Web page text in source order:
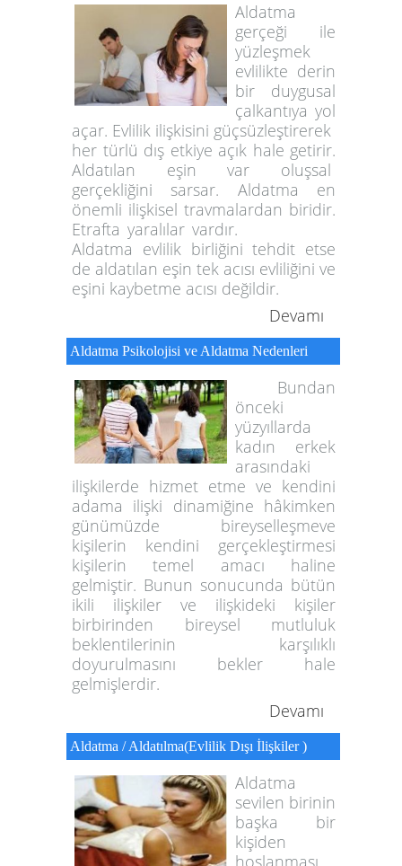
Aldatma
gerçeği ile
yüzleşmek
evlilikte derin
bir duygusal
çalkantıya yol
açar. Evlilik ilişkisini güçsüzleştirerek
her türlü dış etkiye açık hale getirir.
Aldatılan eşin var oluşsal
gerçekliğini sarsar. Aldatma en
önemli ilişkisel travmalardan biridir.
Etrafta yaralılar vardır.
Aldatma evlilik birliğini tehdit etse
de aldatılan eşin tek acısı evliliğini ve
eşini kaybetme acısı değildir.
Devamı
Aldatma Psikolojisi ve Aldatma Nedenleri
Bundan
önceki
yüzyıllarda
kadın erkek
arasındaki
ilişkilerde hizmet etme ve kendini
adama ilişki dinamiğine hâkimken
günümüzde bireyselleşmeve
kişilerin kendini gerçekleştirmesi
kişilerin temel amacı haline
gelmiştir. Bunun sonucunda bütün
ikili ilişkiler ve ilişkideki kişiler
birbirinden bireysel mutluluk
beklentilerinin karşılıklı
doyurulmasını bekler hale
gelmişlerdir.
Devamı
Aldatma / Aldatılma(Evlilik Dışı İlişkiler )
Aldatma
sevilen birinin
başka bir
kişiden
hoşlanması,